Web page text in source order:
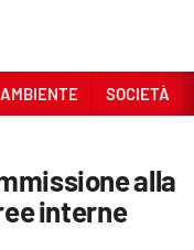
AMBIENTE SOCIETÀ
alla
interne